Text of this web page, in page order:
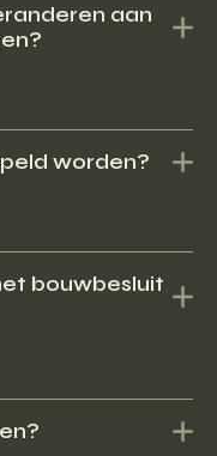
aan
worden?
bouwbesluit